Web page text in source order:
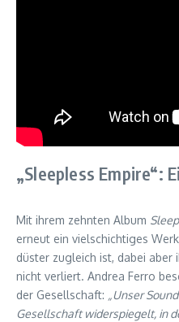
„Sleepless Empire“:
Mit ihrem zehnten Album
erneut ein vielschichtiges
düster zugleich ist, dabei aber
nicht verliert. Andrea Ferro
der Gesellschaft: „Unser
Gesellschaft widerspiegelt, in